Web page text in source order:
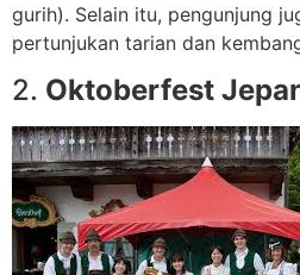
gurih). Selain itu, pengunjung
pertunjukan tarian dan
2. Oktoberfest